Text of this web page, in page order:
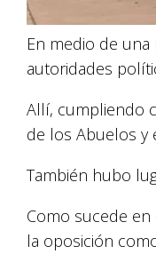
En medio de
autoridades
Allí, cumpliendo
de los Abuelos y
También hubo
Como sucede
la oposición